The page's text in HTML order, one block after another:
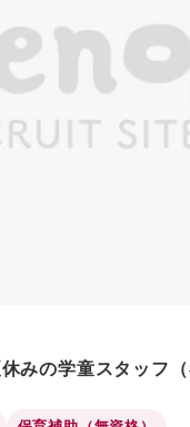
みの学童スタッフ（